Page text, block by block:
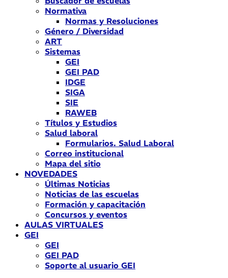
Normativa
Normas y Resoluciones
Género / Diversidad
ART
Sistemas
GEI
GEI PAD
IDGE
SIGA
SIE
RAWEB
Títulos y Estudios
Salud laboral
Formularios. Salud Laboral
Correo institucional
Mapa del sitio
NOVEDADES
Últimas Noticias
Noticias de las escuelas
Formación y capacitación
Concursos y eventos
AULAS VIRTUALES
GEI
GEI
GEI PAD
Soporte al usuario GEI